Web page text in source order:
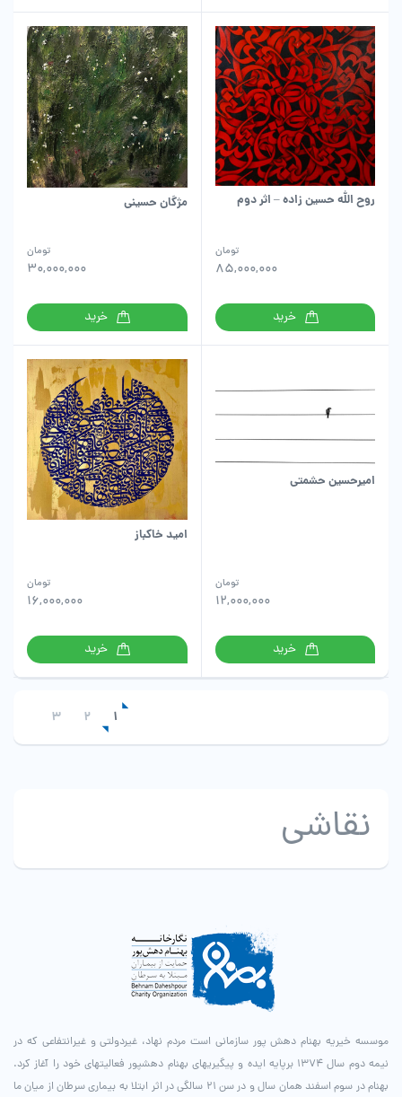
روح الله حسین زاده – اثر دوم
85,000,000
تومان
خرید
مژگان حسینی
30,000,000
تومان
خرید
امیرحسین حشمتی
12,000,000
تومان
خرید
امید خاکباز
16,000,000
تومان
خرید
1
2
3
نقاشی
موسسه خیریه بهنام دهش پور سازمانی است مردم نهاد، غیردولتی و غیرانتفاعی که در
نیمه دوم سال ۱۳۷۴ برپایه ایده و پیگیری­های بهنام دهش­پور فعالیت­های خود را آغاز کرد.
بهنام در سوم اسفند همان سال و در سن ۲۱ سالگی در اثر ابتلا به بیماری سرطان از میان ما